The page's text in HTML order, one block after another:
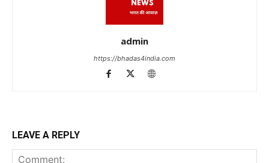
admin
https://bhadas4india.com
LEAVE A REPLY